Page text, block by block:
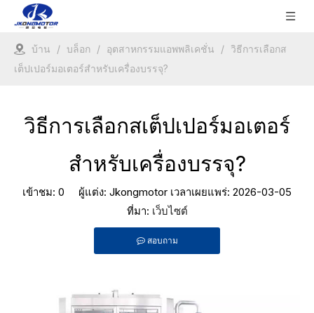
บ้าน / บล็อก / อุตสาหกรรมแอพพลิเคชั่น / วิธีการเลือกส
เต็ปเปอร์มอเตอร์สำหรับเครื่องบรรจุ?
วิธีการเลือกสเต็ปเปอร์มอเตอร์
สำหรับเครื่องบรรจุ?
เข้าชม: 0 ผู้แต่ง: Jkongmotor เวลาเผยแพร่: 2026-03-05
ที่มา: เว็บไซต์
สอบถาม